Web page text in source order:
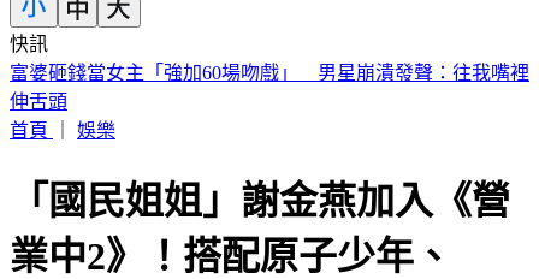
快訊
喉嚨痛如刀割！一票人狂咳3週「新冠、流感全陰」 醫曝：
這次病毒很毒
首頁
娛樂
「國民姐姐」謝金燕加入《營
業中2》！搭配原子少年、